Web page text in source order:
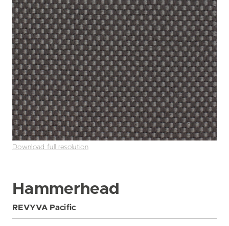
Download full resolution
Hammerhead
REVYVA Pacific